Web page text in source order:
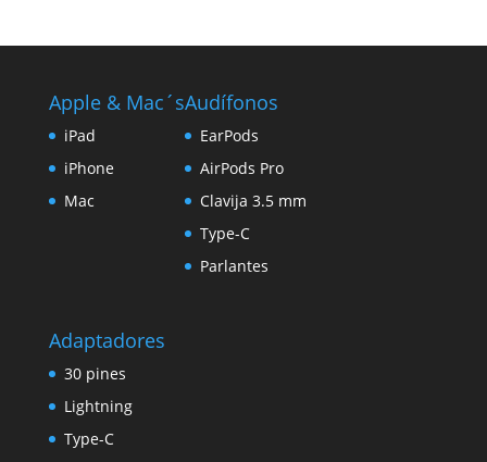
Apple & Mac´s
iPad
iPhone
Mac
Audífonos
EarPods
AirPods Pro
Clavija 3.5 mm
Type-C
Parlantes
Adaptadores
30 pines
Lightning
Type-C